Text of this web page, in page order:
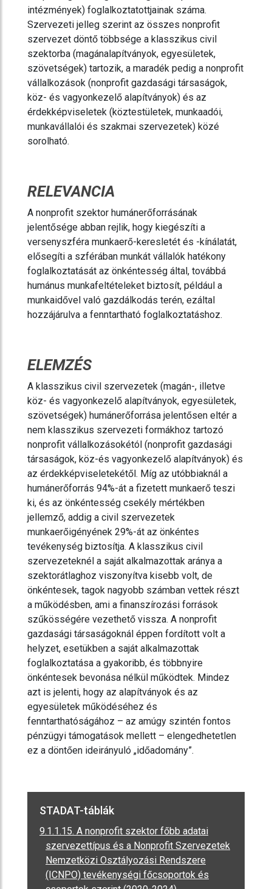
intézmények) foglalkoztatottjainak száma.
Szervezeti jelleg szerint az összes nonprofit
szervezet döntő többsége a klasszikus civil
szektorba (magánalapítványok, egyesületek,
szövetségek) tartozik, a maradék pedig a nonprofit
vállalkozások (nonprofit gazdasági társaságok,
köz- és vagyonkezelő alapítványok) és az
érdekképviseletek (köztestületek, munkaadói,
munkavállalói és szakmai szervezetek) közé
sorolható.
RELEVANCIA
A nonprofit szektor humánerőforrásának
jelentősége abban rejlik, hogy kiegészíti a
versenyszféra munkaerő-keresletét és -kínálatát,
elősegíti a szférában munkát vállalók hatékony
foglalkoztatását az önkéntesség által, továbbá
humánus munkafeltételeket biztosít, például a
munkaidővel való gazdálkodás terén, ezáltal
hozzájárulva a fenntartható foglalkoztatáshoz.
ELEMZÉS
A klasszikus civil szervezetek (magán-, illetve
köz- és vagyonkezelő alapítványok, egyesületek,
szövetségek) humánerőforrása jelentősen eltér a
nem klasszikus szervezeti formákhoz tartozó
nonprofit vállalkozásokétól (nonprofit gazdasági
társaságok, köz-és vagyonkezelő alapítványok) és
az érdekképviseletekétől. Míg az utóbbiaknál a
humánerőforrás 94%-át a fizetett munkaerő teszi
ki, és az önkéntesség csekély mértékben
jellemző, addig a civil szervezetek
munkaerőigényének 29%-át az önkéntes
tevékenység biztosítja. A klasszikus civil
szervezeteknél a saját alkalmazottak aránya a
szektorátlaghoz viszonyítva kisebb volt, de
önkéntesek, tagok nagyobb számban vettek részt
a működésben, ami a finanszírozási források
szűkösségére vezethető vissza. A nonprofit
gazdasági társaságoknál éppen fordított volt a
helyzet, esetükben a saját alkalmazottak
foglalkoztatása a gyakoribb, és többnyire
önkéntesek bevonása nélkül működtek. Mindez
azt is jelenti, hogy az alapítványok és az
egyesületek működéséhez és
fenntarthatóságához – az amúgy szintén fontos
pénzügyi támogatások mellett – elengedhetetlen
ez a döntően ideirányuló „időadomány”.
STADAT-táblák
9.1.1.15. A nonprofit szektor főbb adatai
szervezettípus és a Nonprofit Szervezetek
Nemzetközi Osztályozási Rendszere
(ICNPO) tevékenységi főcsoportok és